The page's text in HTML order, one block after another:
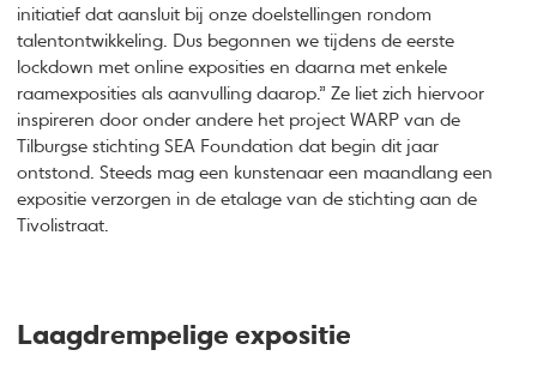
initiatief dat aansluit bij onze doelstellingen rondom
talentontwikkeling. Dus begonnen we tijdens de eerste
lockdown met online exposities en daarna met enkele
raamexposities als aanvulling daarop.” Ze liet zich hiervoor
inspireren door onder andere het project WARP van de
Tilburgse stichting SEA Foundation dat begin dit jaar
ontstond. Steeds mag een kunstenaar een maandlang een
expositie verzorgen in de etalage van de stichting aan de
Tivolistraat.
Laagdrempelige expositie